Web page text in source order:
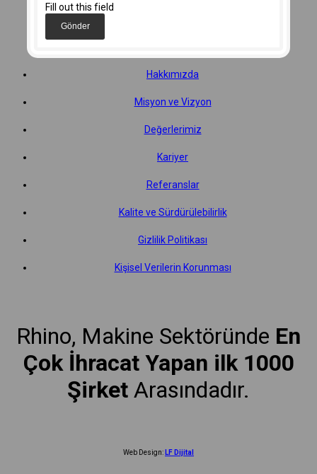
Fill out this field
Gönder
Hakkımızda
Misyon ve Vizyon
Değerlerimiz
Kariyer
Referanslar
Kalite ve Sürdürülebilirlik
Gizlilik Politikası
Kişisel Verilerin Korunması
Rhino, Makine Sektöründe En
Çok İhracat Yapan ilk 1000
Şirket Arasındadır.
Web Design: LF Dijital